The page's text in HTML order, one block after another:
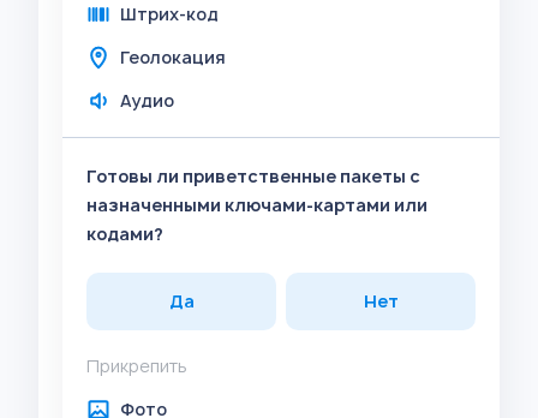
Штрих-код
Геолокация
Аудио
Готовы ли приветственные пакеты с
назначенными ключами-картами или
кодами?
Да Нет
Прикрепить
Фото